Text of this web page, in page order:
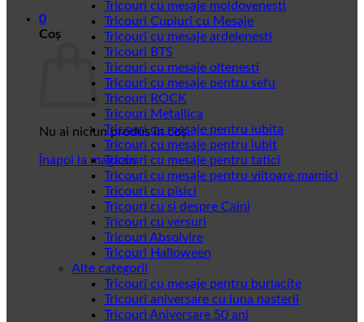
0
Coș
Nu ai niciun produs în coș.
Înapoi la magazin
Tricouri cu mesaje moldovenesti
Tricouri Cupluri cu Mesaje
Tricouri cu mesaje ardelenesti
Tricouri BTS
Tricouri cu mesaje oltenesti
Tricouri cu mesaje pentru sefu
Tricouri ROCK
Tricouri Metallica
Tricouri cu mesaje pentru iubita
Tricouri cu mesaje pentru iubit
Tricouri cu mesaje pentru tatici
Tricouri cu mesaje pentru viitoare mamici
Tricouri cu pisici
Tricouri cu si despre Caini
Tricouri cu versuri
Tricouri Absolvire
Tricouri Halloween
Alte categorii
Tricouri cu mesaje pentru burlacite
Tricouri aniversare cu luna nasterii
Tricouri Aniversare 50 ani